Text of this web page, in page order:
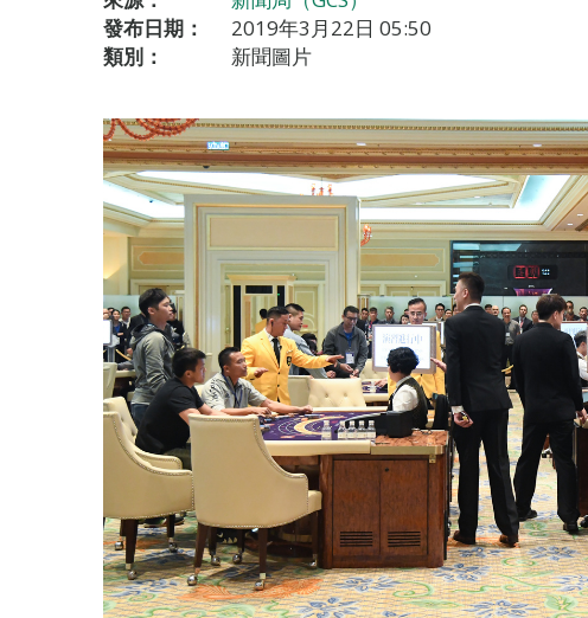
發布日期：
2019年3月22日 05:50
類別：
新聞圖片